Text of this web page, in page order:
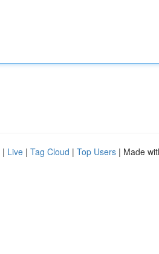
| Live | Tag Cloud | Top Users | Made